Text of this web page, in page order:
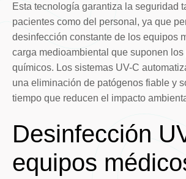
Esta tecnología garantiza la seguridad
pacientes como del personal, ya que
desinfección constante de los equipos
carga medioambiental que suponen los
químicos. Los sistemas UV-C
una eliminación de patógenos fiable y
tiempo que reducen el impacto
Desinfección
equipos